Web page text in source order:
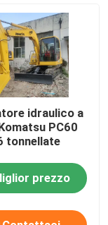
idraulico a
PC60
tonnellate
prezzo